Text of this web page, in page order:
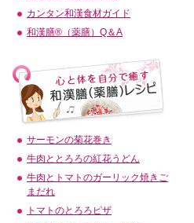
カンタン和漢食材ガイド
和漢膳®（薬膳）Q＆A
サーモンの菊花巻き
牛肉ととろろの紅花うどん
牛肉とトマトのガーリック焼きご
まだれ
トマトのとろろピザ